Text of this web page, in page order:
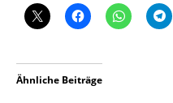
Ähnliche Beiträge